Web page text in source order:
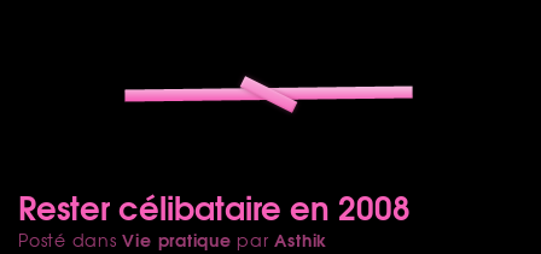
Rester célibataire en 2008
Posté dansVie pratique parAsthik